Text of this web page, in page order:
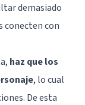
demasiado
conecten con
haz que los
, lo cual
De esta